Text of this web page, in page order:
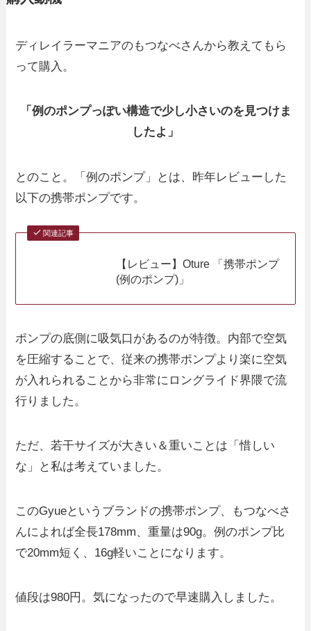
ディレイラーマニアのもつなべさんから教えてもら
って購入。
「例のポンプっぽい構造で少し小さいのを見つけま
したよ」
とのこと。「例のポンプ」とは、昨年レビューした
以下の携帯ポンプです。
関連記事
【レビュー】Oture 「携帯ポンプ
(例のポンプ)」
ポンプの底側に吸気口があるのが特徴。内部で空気
を圧縮することで、従来の携帯ポンプより楽に空気
が入れられることから非常にロングライド界隈で流
行りました。
ただ、若干サイズが大きい＆重いことは「惜しい
な」と私は考えていました。
このGyueというブランドの携帯ポンプ、もつなべさ
んによれば全長178mm、重量は90g。例のポンプ比
で20mm短く、16g軽いことになります。
値段は980円。気になったので早速購入しました。